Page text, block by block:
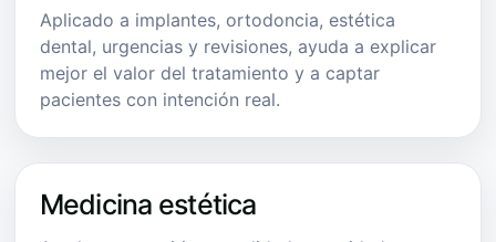
Aplicado a implantes, ortodoncia, estética
dental, urgencias y revisiones, ayuda a explicar
mejor el valor del tratamiento y a captar
pacientes con intención real.
Medicina estética